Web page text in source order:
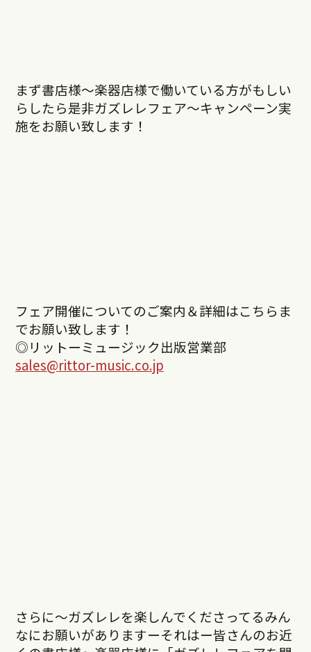
まず書店様〜楽器店様で働いている方がもしい
らしたら是非ガズレレフェア〜キャンペーン実
施をお願い致します！
フェア開催についてのご案内＆詳細はこちらま
でお願い致します！
◎リットーミュージック出版営業部
sales@rittor-music.co.jp
さらに〜ガズレレを楽しんでくださってるみん
なにお願いがありますーそれはー皆さんのお近